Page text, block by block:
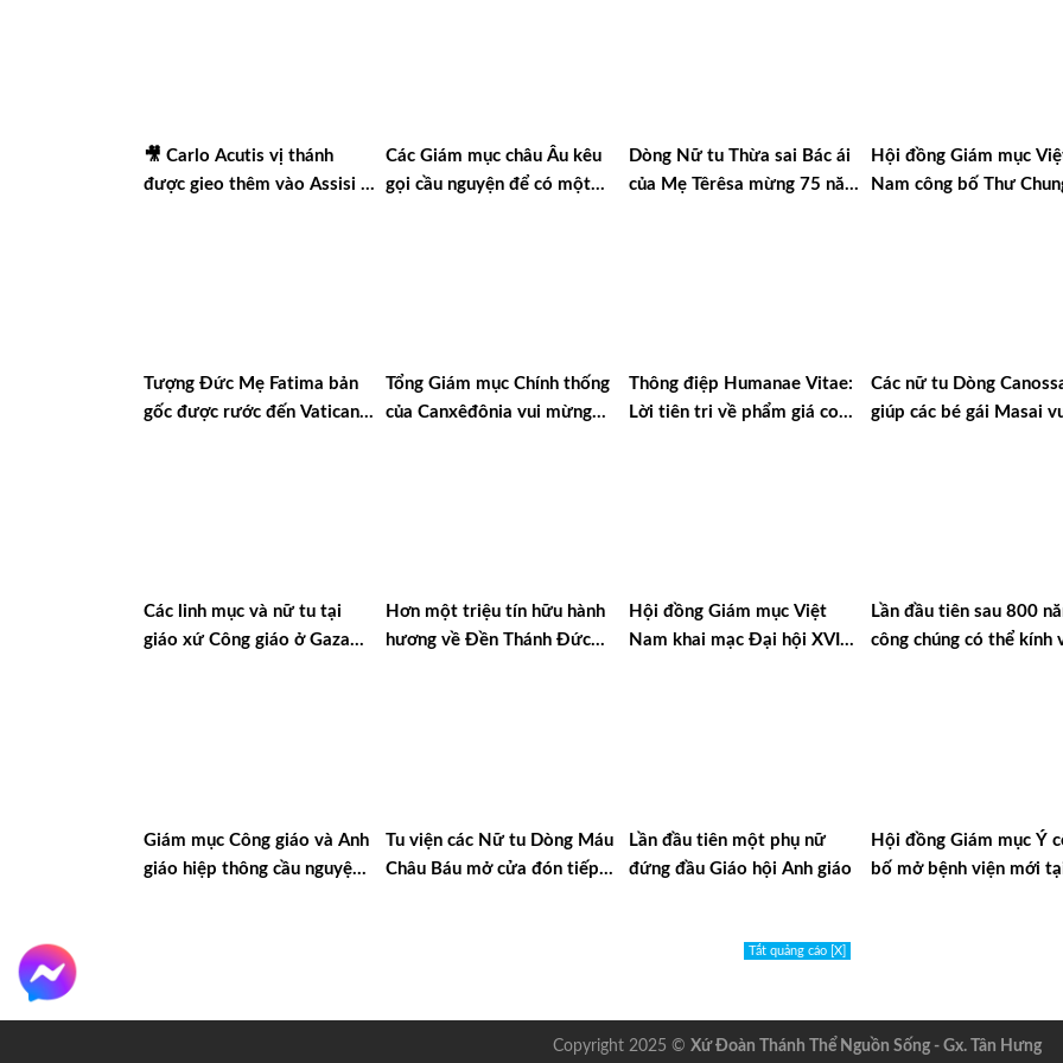
🎥 Carlo Acutis vị thánh
được gieo thêm vào Assisi |
Các Giám mục châu Âu kêu
gọi cầu nguyện để có một
Dòng Nữ tu Thừa sai Bác ái
của Mẹ Têrêsa mừng 75 năm
Hội đồng Giám mục
Nam công bố Thư
Tượng Đức Mẹ Fatima bản
gốc được rước đến Vatican
Tổng Giám mục Chính thống
của Canxêđônia vui mừng
Thông điệp Humanae Vitae:
Lời tiên tri về phẩm giá con
Các nữ tu Dòng
giúp các bé gái Masai
Các linh mục và nữ tu tại
giáo xứ Công giáo ở Gaza
Hơn một triệu tín hữu hành
hương về Đền Thánh Đức
Hội đồng Giám mục Việt
Nam khai mạc Đại hội XVI
Lần đầu tiên sau 800
công chúng có thể kính
Giám mục Công giáo và Anh
giáo hiệp thông cầu nguyện
Tu viện các Nữ tu Dòng Máu
Châu Báu mở cửa đón tiếp
Lần đầu tiên một phụ nữ
đứng đầu Giáo hội Anh giáo
Hội đồng Giám mục Ý
bố mở bệnh viện mới
Copyright 2025 © Xứ Đoàn Thánh Thể Nguồn Sống - Gx. Tân Hưng
Tắt quảng cáo [X]